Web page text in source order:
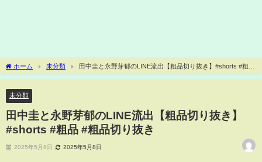
ホーム 未分類
田中圭と永野芽郁のLINE流出【粗品切り抜き】#shorts #粗品
#粗品切り抜き
未分類
田中圭と永野芽郁のLINE流出【粗品切り抜き】
#shorts #粗品 #粗品切り抜き
2025年5月8日 2025年5月8日